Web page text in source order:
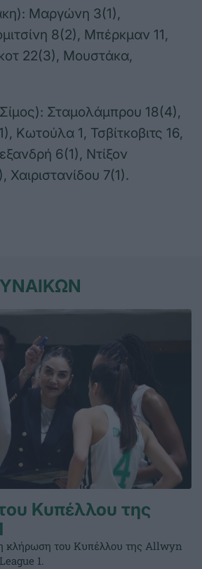
Μαργώνη 3(1),
8(2), Μπέρκμαν 11,
22(3), Μουστάκα,
Σταμολάμπρου 18(4),
Κωτούλα 1, Τσβίτκοβιτς 16,
6(1), Ντίξον
Χαιριστανίδου 7(1).
Κυπέλλου της
κλήρωση του Κυπέλλου της Allwyn
1.